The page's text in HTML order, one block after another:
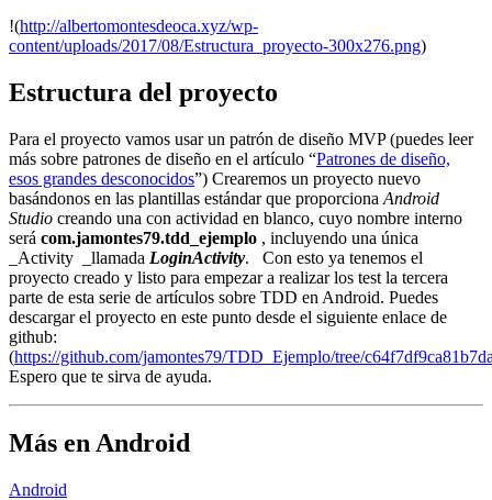
!(http://albertomontesdeoca.xyz/wp-
content/uploads/2017/08/Estructura_proyecto-300x276.png)
Estructura del proyecto
Para el proyecto vamos usar un patrón de diseño MVP (puedes leer
más sobre patrones de diseño en el artículo “Patrones de diseño,
esos grandes desconocidos”) Crearemos un proyecto nuevo
basándonos en las plantillas estándar que proporciona Android
Studio creando una con actividad en blanco, cuyo nombre interno
será com.jamontes79.tdd_ejemplo , incluyendo una única
_Activity _llamada LoginActivity.
Con esto ya tenemos el
proyecto creado y listo para empezar a realizar los test la tercera
parte de esta serie de artículos sobre TDD en Android. Puedes
descargar el proyecto en este punto desde el siguiente enlace de
github:
(https://github.com/jamontes79/TDD_Ejemplo/tree/
Espero que te sirva de ayuda.
Más en Android
Android